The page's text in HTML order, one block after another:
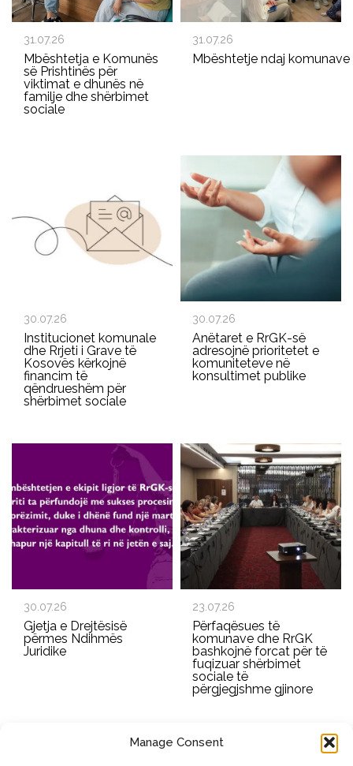
Manage Consent
31.07.26
Mbështetja e Komunës
së Prishtinës për
viktimat e dhunës në
familje dhe shërbimet
sociale
31.07.26
Mbështetje ndaj
30.07.26
Institucionet komunale
dhe Rrjeti i Grave të
Kosovës kërkojnë
financim të
qëndrueshëm për
shërbimet sociale
30.07.26
Anëtaret e RrGK-së
adresojnë prioritetet e
komuniteteve në
konsultimet publike
30.07.26
Gjetja e Drejtësisë
përmes Ndihmës
Juridike
23.07.26
Përfaqësues të
komunave dhe RrGK
bashkojnë forcat për të
fuqizuar shërbimet
sociale të
përgjegjshme gjinore